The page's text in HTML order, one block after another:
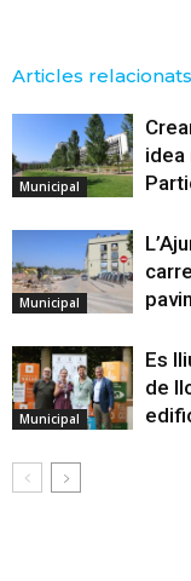
Articles relacionats
Municipal
idea
Municipal
Municipal
Es
de